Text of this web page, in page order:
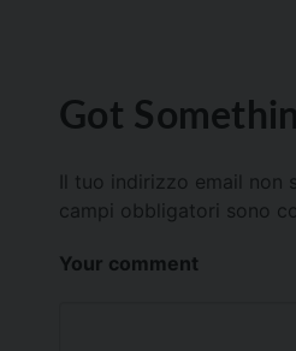
Got
Il tuo indirizzo email non
campi obbligatori sono
Your comment